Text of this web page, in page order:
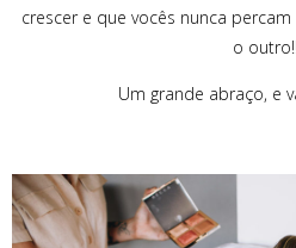
crescer e que vocês nunca
o
Um grande abraço, e